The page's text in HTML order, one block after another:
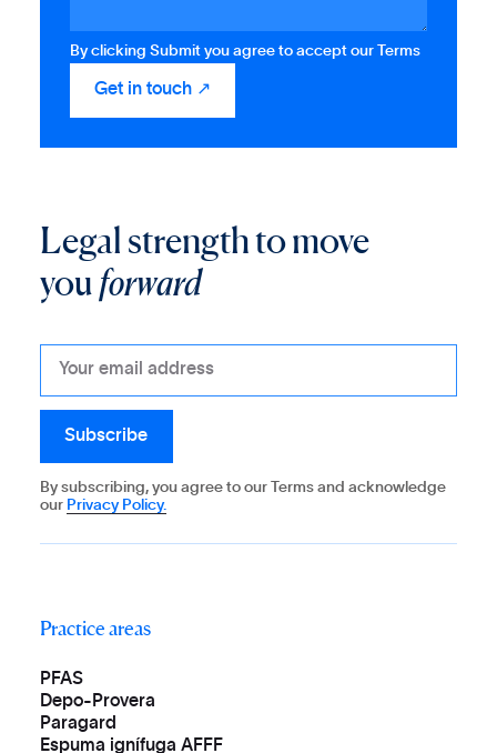
By clicking Submit you agree to accept our Terms
Legal strength to move
youforward
By subscribing, you agree to our Terms and acknowledge
our Privacy Policy.
Practice areas
PFAS
Depo-Provera
Paragard
Espuma ignífuga AFFF